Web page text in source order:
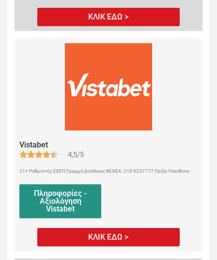
ΚΛΙΚ ΕΔΩ >
Vistabet
4,5/5
21+ Ρυθμιστής ΕΕΕΠ Γραμμή βοήθειας ΚΕΘΕΑ: 210 9237777 Παίξε Υπεύθυνα
Πληροφορίες -
Αξιολόγηση
Vistabet
ΚΛΙΚ ΕΔΩ >